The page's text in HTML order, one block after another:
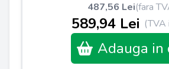
487,56 Lei(fara
589,94 Lei (TVA
Adauga in